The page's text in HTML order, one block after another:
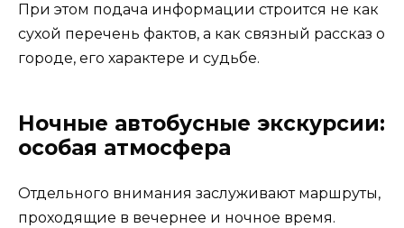
При этом подача информации строится не как
сухой перечень фактов, а как связный рассказ о
городе, его характере и судьбе.
Ночные автобусные экскурсии:
особая атмосфера
Отдельного внимания заслуживают маршруты,
проходящие в вечернее и ночное время.